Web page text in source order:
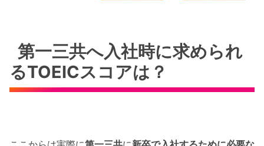
第一三共へ入社時に求められ
るTOEICスコアは？